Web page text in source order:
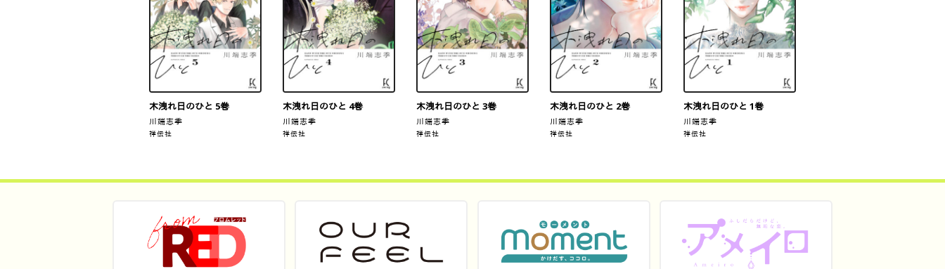
木洩れ日のひと 5巻
川端志季
祥伝社
木洩れ日のひと 4巻
川端志季
祥伝社
木洩れ日のひと 3巻
川端志季
祥伝社
木洩れ日のひと 2巻
川端志季
祥伝社
木洩れ日のひと 1巻
川端志季
祥伝社